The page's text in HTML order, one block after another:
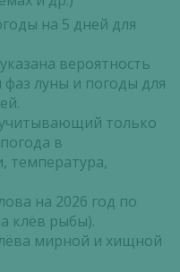
на 5 дней для
вероятность
фаз луны и погоды для
только
в
температура,
на 2026 год по
клёв рыбы).
мирной и хищной